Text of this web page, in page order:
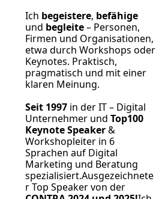
Ich begeistere, befähige
und begleite – Personen,
Firmen und Organisationen,
etwa durch Workshops oder
Keynotes. Praktisch,
pragmatisch und mit einer
klaren Meinung.
Seit 1997 in der IT – Digital
Unternehmer und Top100
Keynote Speaker &
Workshopleiter in 6
Sprachen auf Digital
Marketing und Beratung
spezialisiert.Ausgezeichnete